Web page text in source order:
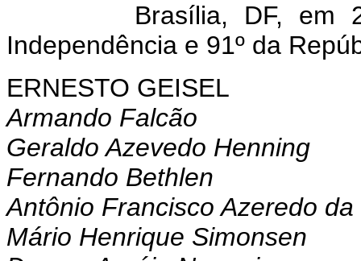
Brasília, DF, em 22
Independência e 91º da
ERNESTO GEISEL
Armando Falcão
Geraldo Azevedo Henning
Fernando Bethlen
Antônio Francisco Azeredo da
Mário Henrique Simonsen